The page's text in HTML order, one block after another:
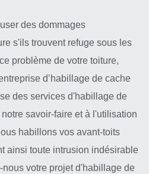
des dommages
s'ils trouvent refuge sous les
problème de votre toiture,
d’habillage de cache
des services d'habillage de
savoir-faire et à l'utilisation
habillons vos avant-toits
ainsi toute intrusion indésirable
votre projet d'habillage de